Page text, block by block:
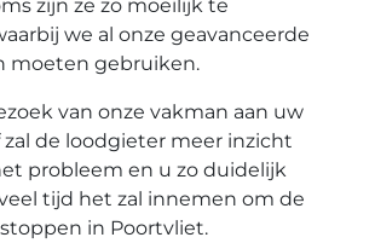
zijn ze zo moeilijk te
we al onze geavanceerde
moeten gebruiken.
van onze vakman aan uw
zal de loodgieter meer inzicht
probleem en u zo duidelijk
tijd het zal innemen om de
in Poortvliet.